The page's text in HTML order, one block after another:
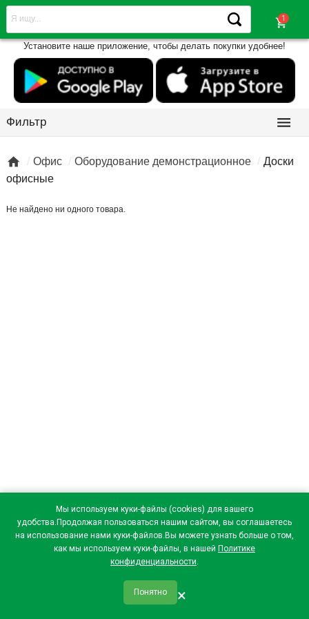
Мы используем куки-файлы (cookies) для вашего
удобства.Продолжая пользоваться нашим сайтом, вы соглашаетесь
на использование нами куки-файлов.Вы можете узнать больше о том,
как мы используем куки-файлы, в нашей Политике
конфиденциальности.
Понятно ×
shopping_cart
Установите наше приложение, чтобы делать покупки удобнее!
Фильтр 
 Офис Оборудование демонстрационное
Доски
офисные
Не найдено ни одного товара.
qr_code